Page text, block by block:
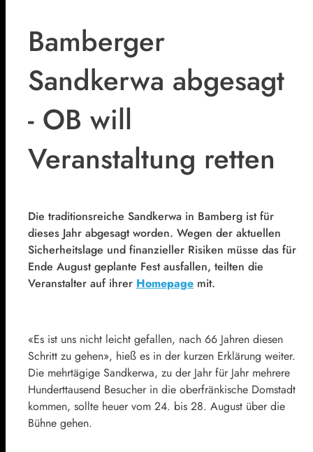
Bamberger
Sandkerwa abgesagt
- OB will
Veranstaltung retten
Die traditionsreiche Sandkerwa in Bamberg ist für
dieses Jahr abgesagt worden. Wegen der aktuellen
Sicherheitslage und finanzieller Risiken müsse das für
Ende August geplante Fest ausfallen, teilten die
Veranstalter auf ihrer Homepage mit.
«Es ist uns nicht leicht gefallen, nach 66 Jahren diesen
Schritt zu gehen», hieß es in der kurzen Erklärung weiter.
Die mehrtägige Sandkerwa, zu der Jahr für Jahr mehrere
Hunderttausend Besucher in die oberfränkische Domstadt
kommen, sollte heuer vom 24. bis 28. August über die
Bühne gehen.